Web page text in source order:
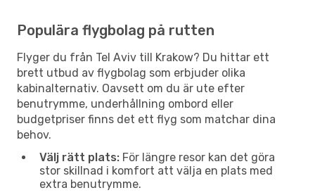
Populära flygbolag på rutten
Flyger du från Tel Aviv till Krakow? Du hittar ett
brett utbud av flygbolag som erbjuder olika
kabinalternativ. Oavsett om du är ute efter
benutrymme, underhållning ombord eller
budgetpriser finns det ett flyg som matchar dina
behov.
Välj rätt plats: För längre resor kan det göra
stor skillnad i komfort att välja en plats med
extra benutrymme.